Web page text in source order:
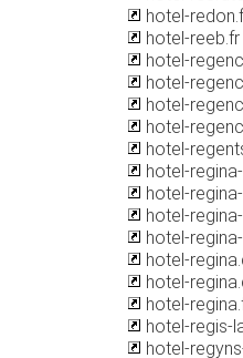
hotel-
hotel-reeb.fr
hotel-
hotel-
hotel-
hotel-
hotel-
hotel-
hotel-
hotel-
hotel-
hotel-
hotel-
hotel-
hotel-regis-
hotel-